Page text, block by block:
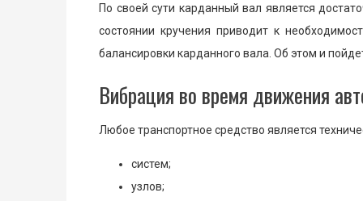
По своей сути карданный вал является
состоянии кручения приводит к
балансировки карданного вала. Об этом и
Вибрация во время движения
Любое транспортное средство является
систем;
узлов;